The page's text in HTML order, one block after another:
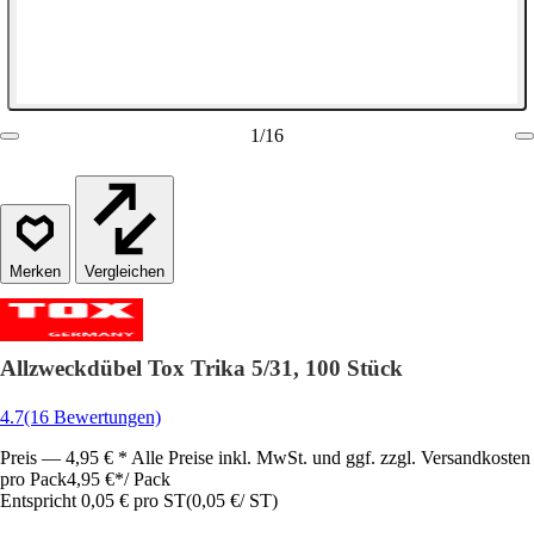
1/16
Vergleichen
Allzweckdübel Tox Trika 5/31, 100 Stück
4.7(16 Bewertungen)
Preis — 4,95 € * Alle Preise inkl. MwSt. und ggf. zzgl. Versandkosten
pro Pack4,95 €*/ Pack
Entspricht 0,05 € pro ST(0,05 €/ ST)